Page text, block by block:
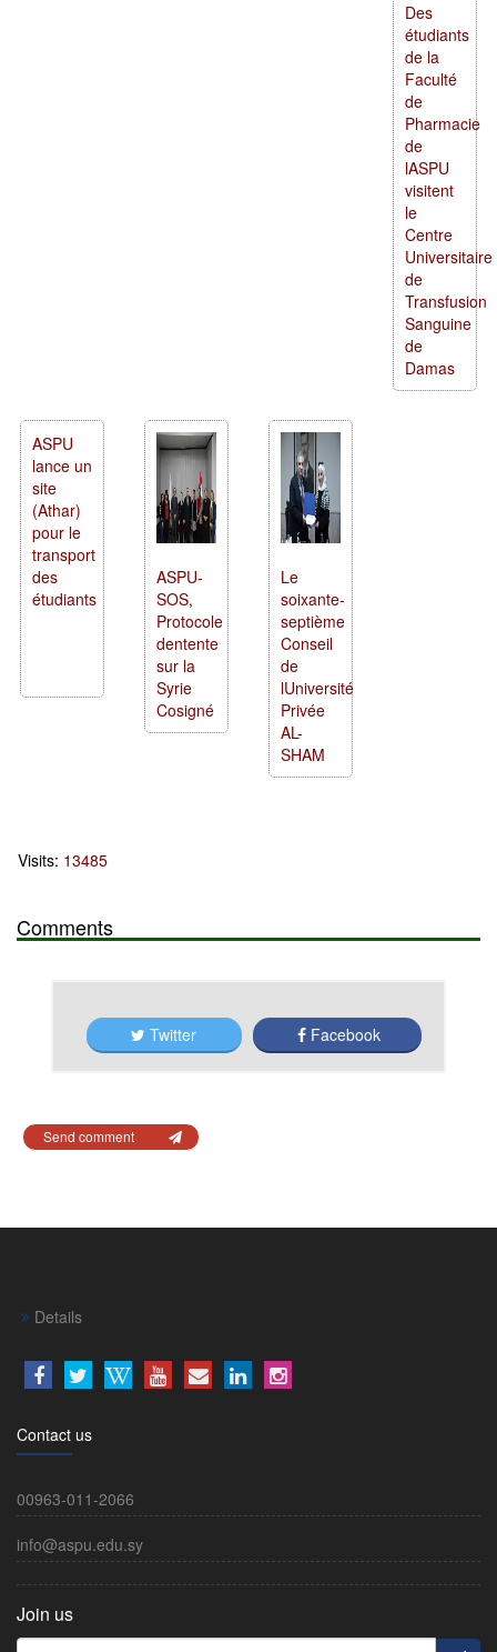
Des
étudiants
de la
Faculté
de
Pharmacie
de
lASPU
visitent
le
Centre
Universitaire
de
Transfusion
Sanguine
de
Damas
ASPU
lance un
site
(Athar)
pour le
transport
des
étudiants
ASPU-
SOS,
Protocole
dentente
sur la
Syrie
Cosigné
Le
soixante-
septième
Conseil
de
lUniversité
Privée
AL-
SHAM
Visits: 13485
Comments
Twitter Facebook
Send comment
Details
Contact us
00963-011-2066
info@aspu.edu.sy
Join us